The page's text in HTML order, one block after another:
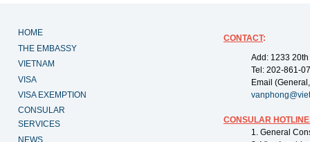
HOME
THE EMBASSY
VIETNAM
VISA
VISA EXEMPTION
CONSULAR
SERVICES
NEWS
CONTACT:
Add: 1233
Tel: 202-861-
Email
CONSULAR
1. General